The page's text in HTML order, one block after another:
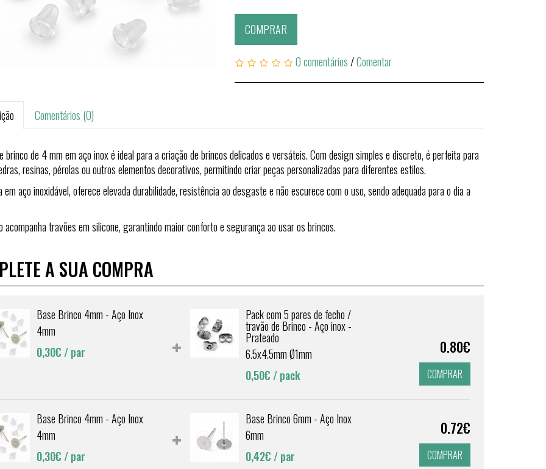
COMPRAR
0 comentários/Comentar
Comentários (0)
brinco de 4 mm em aço inox é ideal para a criação de brincos delicados e versáteis. Com design simples e discreto, é perfeita para
resinas, pérolas ou outros elementos decorativos, permitindo criar peças personalizadas para diferentes estilos.
em aço inoxidável, oferece elevada durabilidade, resistência ao desgaste e não escurece com o uso, sendo adequada para o dia a
acompanha travões em silicone, garantindo maior conforto e segurança ao usar os brincos.
A SUA COMPRA
Base Brinco 4mm - Aço Inox
4mm
0,30€ / par
Pack com 5 pares de fecho /
travão de Brinco - Aço inox -
Prateado
6.5x4.5mm Ø1mm
0,50€ / pack
0.80€
COMPRAR
Base Brinco 4mm - Aço Inox
4mm
0,30€ / par
Base Brinco 6mm - Aço Inox
6mm
0,42€ / par
0.72€
COMPRAR